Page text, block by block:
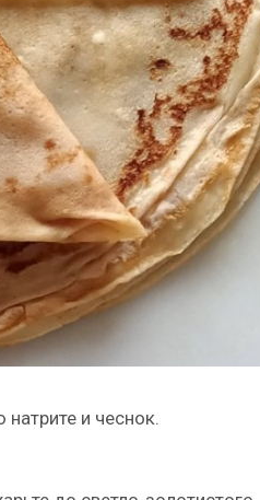
и чеснок.